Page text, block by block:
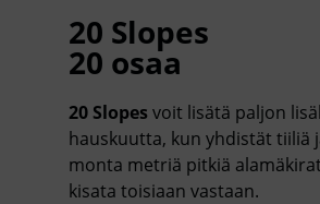
20 Slopes
20 osaa
20 Slopes voit lisätä paljon
hauskuutta, kun yhdistät tiiliä
monta metriä pitkiä
kisata toisiaan vastaan.